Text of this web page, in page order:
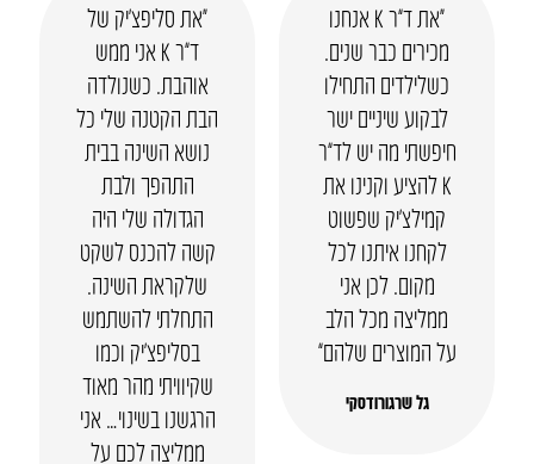
“את ד”ר K אנחנו
מכירים כבר שנים.
כשלילדים התחילו
לבקוע שיניים ישר
חיפשתי מה יש לד”ר
K להציע וקנינו את
קמילצ’יק שפשוט
לקחנו איתנו לכל
מקום. לכן אני
ממליצה מכל הלב
על המוצרים שלהם”
גל שרגורודסקי
“את סליפצ’יק של
ד”ר K אני ממש
אוהבת. כשנולדה
הבת הקטנה שלי כל
נושא השינה בבית
התהפך ולבת
הגדולה שלי היה
קשה להכנס לשקט
שלקראת השינה.
התחלתי להשתמש
בסליפצ’יק וכמו
שקיוויתי מהר מאוד
הרגשנו בשינוי… אני
ממליצה לכם על